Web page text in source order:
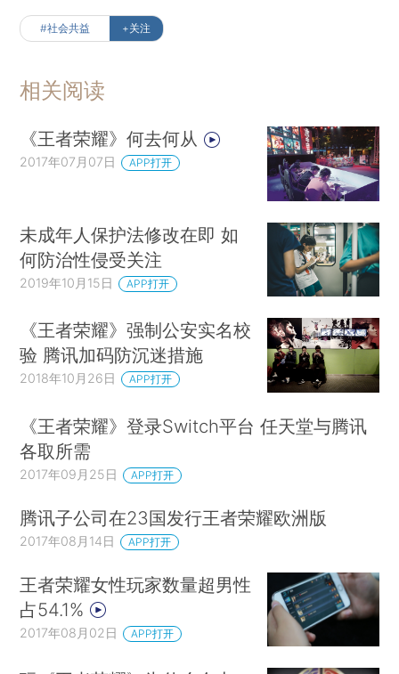
#社会共益 +关注
相关阅读
《王者荣耀》何去何从
2017年07月07日 APP打开
未成年人保护法修改在即 如
何防治性侵受关注
2019年10月15日 APP打开
《王者荣耀》强制公安实名校
验 腾讯加码防沉迷措施
2018年10月26日 APP打开
《王者荣耀》登录Switch平台 任天堂与腾讯
各取所需
2017年09月25日 APP打开
腾讯子公司在23国发行王者荣耀欧洲版
2017年08月14日 APP打开
王者荣耀女性玩家数量超男性
占54.1%
2017年08月02日 APP打开